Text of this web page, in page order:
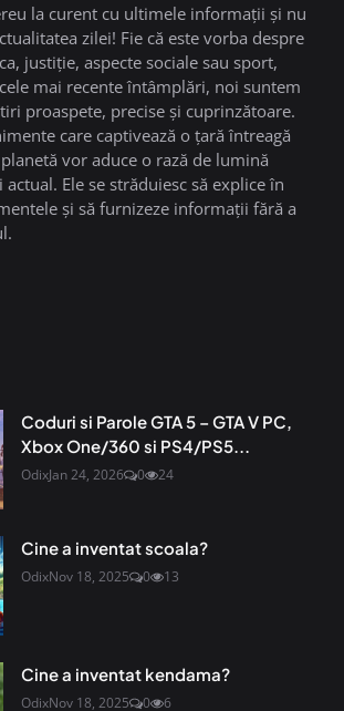
la curent cu ultimele informații și nu
zilei! Fie că este vorba despre
justiție, aspecte sociale sau sport,
mai recente întâmplări, noi suntem
proaspete, precise și cuprinzătoare.
care captivează o țară întreagă
vor aduce o rază de lumină
Ele se străduiesc să explice în
și să furnizeze informații fără a
Coduri si Parole GTA 5 – GTA V PC,
Xbox One/360 si PS4/PS5...
OdixJan 24, 2026 0 24
Cine a inventat scoala?
OdixNov 18, 2025 0 13
Cine a inventat kendama?
OdixNov 18, 2025 0 6